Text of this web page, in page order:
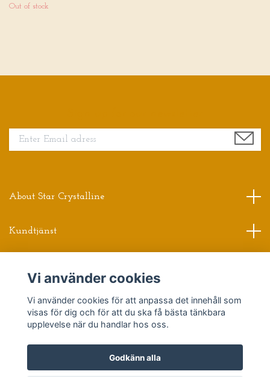
Out of stock
About Star Crystalline
Kundtjänst
Sociala medier
Vi använder cookies
Vi använder cookies för att anpassa det innehåll som
visas för dig och för att du ska få bästa tänkbara
upplevelse när du handlar hos oss.
Godkänn alla